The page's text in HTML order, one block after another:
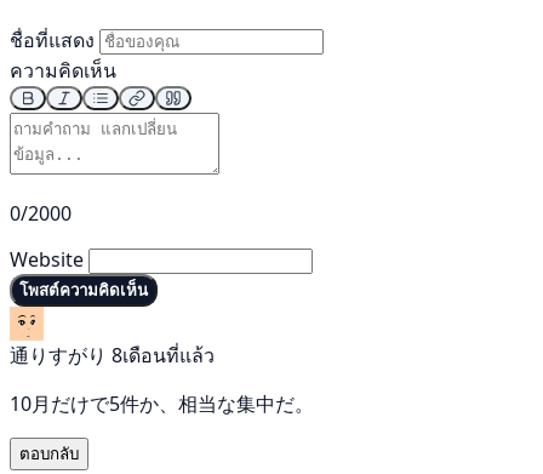
ชื่อที่แสดง
ความคิดเห็น
0/2000
Website
โพสต์ความคิดเห็น
通りすがり 8เดือนที่แล้ว
10月だけで5件か、相当な集中だ。
ตอบกลับ